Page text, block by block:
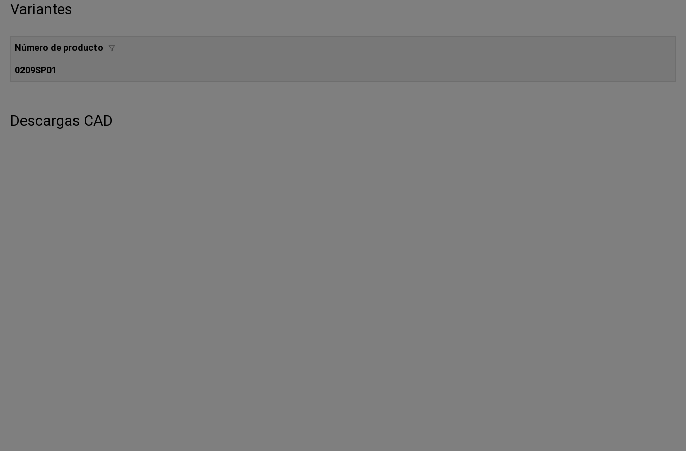
Variantes
Número de producto
0209SP01
Descargas CAD